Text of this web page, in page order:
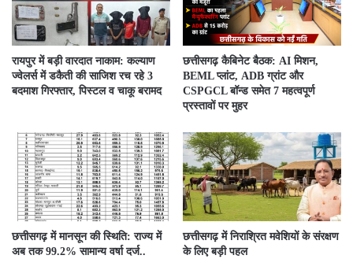
रायपुर में बड़ी वारदात नाकाम: कल्याण
ज्वेलर्स में डकैती की साजिश रच रहे 3
बदमाश गिरफ्तार, पिस्टल व चाकू बरामद
छत्तीसगढ़ कैबिनेट बैठक: AI मिशन,
BEML प्लांट, ADB ग्रांट और
CSPGCL बॉन्ड समेत 7 महत्वपूर्ण
प्रस्तावों पर मुहर
छत्तीसगढ़ में मानसून की स्थिति: राज्य में
अब तक 99.2% सामान्य वर्षा दर्ज..
छत्तीसगढ़ में निराश्रित मवेशियों के संरक्षण
के लिए बड़ी पहल